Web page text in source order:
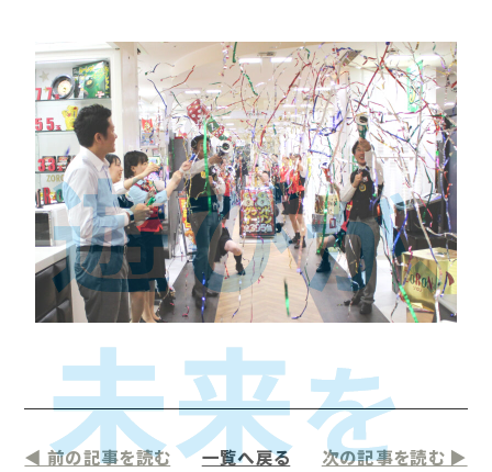
◀ 前の記事を読む 一覧へ戻る 次の記事を読む ▶